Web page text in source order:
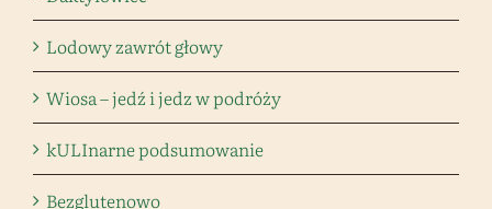
Lodowy zawrót głowy
Wiosa – jedź i jedz w podróży
kULInarne podsumowanie
Bezglutenowo